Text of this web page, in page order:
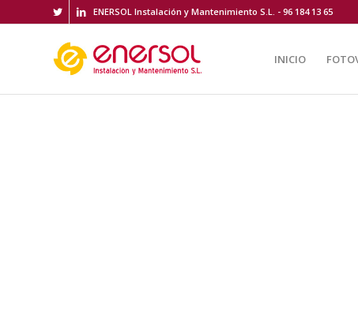
ENERSOL Instalación y Mantenimiento S.L. - 96 184 13 65
INICIO